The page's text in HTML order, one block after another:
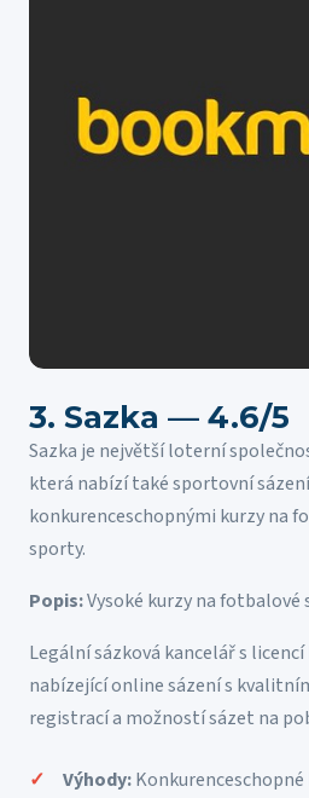
3. Sazka — 4.6/5
Sazka je největší loterní
která nabízí také sportovní
konkurenceschopnými kurzy na
sporty.
Popis:Vysoké kurzy na fotbalové
Legální sázková kancelář s
nabízející online sázení s
registrací a možností sázet na
Výhody: